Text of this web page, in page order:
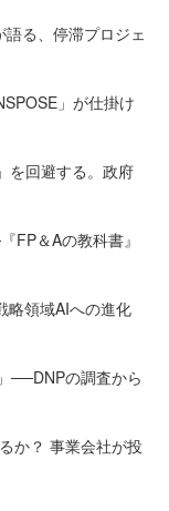
語る、停滞プロジェ
」が仕掛け
を回避する。政府
FP＆Aの教科書』
略領域AIへの進化
──DNPの調査から
か？ 事業会社が投